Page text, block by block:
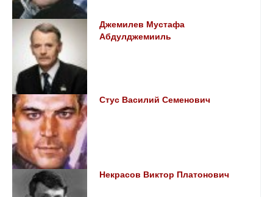
Джемилев Мустафа
Абдулджемииль
Стус Василий Семенович
Некрасов Виктор Платонович